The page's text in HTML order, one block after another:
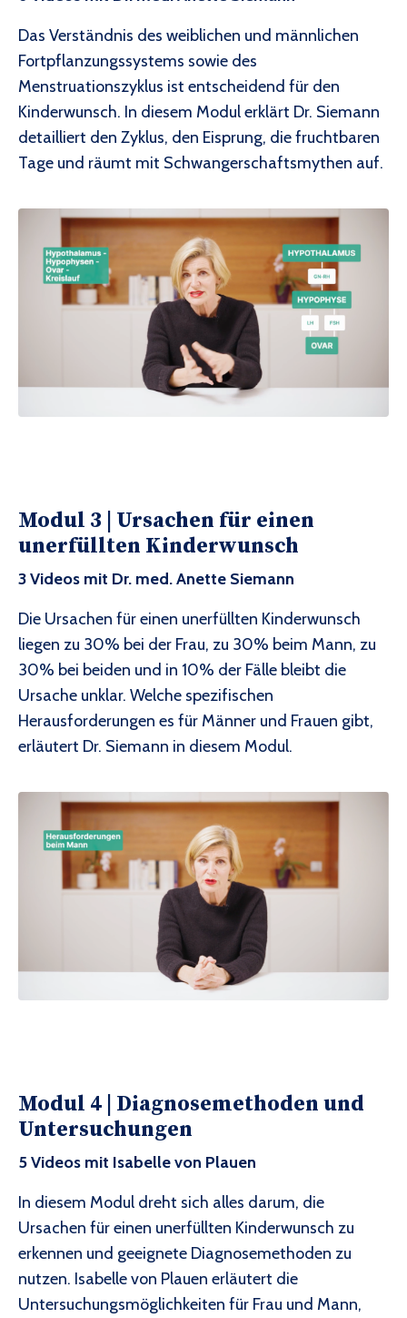
Das Verständnis des weiblichen und männlichen
Fortpflanzungssystems sowie des
Menstruationszyklus ist entscheidend für den
Kinderwunsch. In diesem Modul erklärt Dr. Siemann
detailliert den Zyklus, den Eisprung, die fruchtbaren
Tage und räumt mit Schwangerschaftsmythen auf.
Modul 3 | Ursachen für einen
unerfüllten Kinderwunsch
3 Videos mit Dr. med. Anette Siemann
Die Ursachen für einen unerfüllten Kinderwunsch
liegen zu 30% bei der Frau, zu 30% beim Mann, zu
30% bei beiden und in 10% der Fälle bleibt die
Ursache unklar. Welche spezifischen
Herausforderungen es für Männer und Frauen gibt,
erläutert Dr. Siemann in diesem Modul.
Modul 4 | Diagnosemethoden und
Untersuchungen
5 Videos mit Isabelle von Plauen
In diesem Modul dreht sich alles darum, die
Ursachen für einen unerfüllten Kinderwunsch zu
erkennen und geeignete Diagnosemethoden zu
nutzen. Isabelle von Plauen erläutert die
Untersuchungsmöglichkeiten für Frau und Mann,